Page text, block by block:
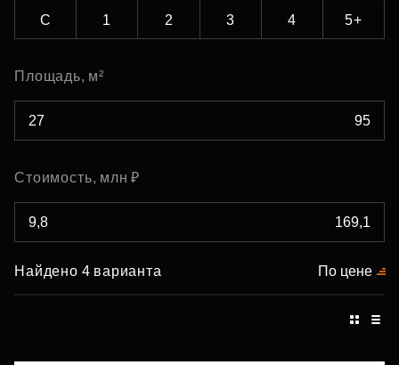
С 1 2 3 4 5+
Площадь, м²
Стоимость, млн ₽
Найдено 4 варианта По цене